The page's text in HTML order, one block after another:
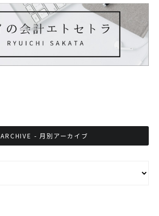
ARCHIVE - 月別アーカイブ